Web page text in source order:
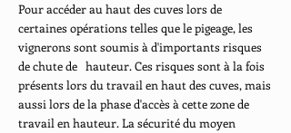
Pour accéder au haut des cuves lors de
certaines opérations telles que le pigeage, les
vignerons sont soumis à d'importants risques
de chute de hauteur. Ces risques sont à la fois
présents lors du travail en haut des cuves, mais
aussi lors de la phase d'accès à cette zone de
travail en hauteur. La sécurité du moyen